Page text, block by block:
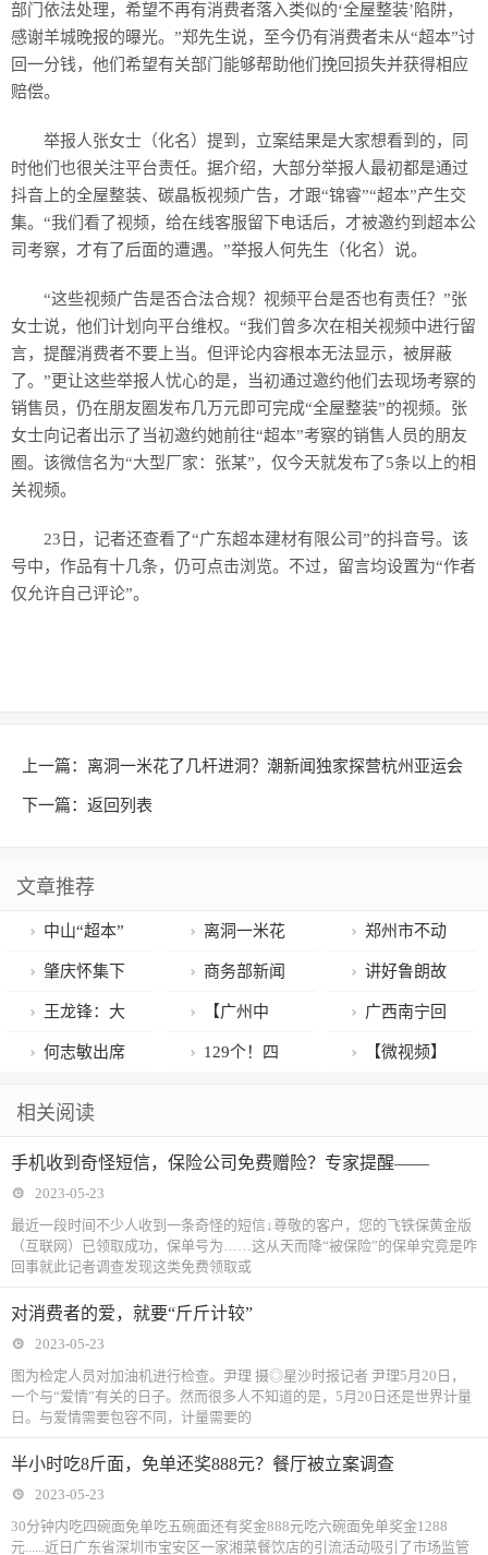
部门依法处理，希望不再有消费者落入类似的‘全屋整装’陷阱，
感谢羊城晚报的曝光。”郑先生说，至今仍有消费者未从“超本”讨
回一分钱，他们希望有关部门能够帮助他们挽回损失并获得相应
赔偿。
举报人张女士（化名）提到，立案结果是大家想看到的，同
时他们也很关注平台责任。据介绍，大部分举报人最初都是通过
抖音上的全屋整装、碳晶板视频广告，才跟“锦睿”“超本”产生交
集。“我们看了视频，给在线客服留下电话后，才被邀约到超本公
司考察，才有了后面的遭遇。”举报人何先生（化名）说。
“这些视频广告是否合法合规？视频平台是否也有责任？”张
女士说，他们计划向平台维权。“我们曾多次在相关视频中进行留
言，提醒消费者不要上当。但评论内容根本无法显示，被屏蔽
了。”更让这些举报人忧心的是，当初通过邀约他们去现场考察的
销售员，仍在朋友圈发布几万元即可完成“全屋整装”的视频。张
女士向记者出示了当初邀约她前往“超本”考察的销售人员的朋友
圈。该微信名为“大型厂家：张某”，仅今天就发布了5条以上的相
关视频。
23日，记者还查看了“广东超本建材有限公司”的抖音号。该
号中，作品有十几条，仍可点击浏览。不过，留言均设置为“作者
仅允许自己评论”。
上一篇： 离洞一米花了几杆进洞？潮新闻独家探营杭州亚运会
高尔夫球场
下一篇： 返回列表
文章推荐
中山“超本”
已被刑事立案
离洞一米花
了几杆进洞？
潮新闻独家探
营杭州亚运会
郑州市不动
产登记中心增
设窗口 缓解群
众“约号难”问
肇庆怀集下
帅乡：做好“牛
茶酒”三字文章
商务部新闻
发言人就美国
与中国台湾地
议”第一部分协
讲好鲁朗故
事 续写粤藏新
篇
王龙锋：大
步走在乡村振
【广州中
招】成绩差花
了
广西南宁回
应道路停车收
何志敏出席
作培训班开班
129个！四
推介重点领域
【微视频】
相关阅读
手机收到奇怪短信，保险公司免费赠险？专家提醒——
2023-05-23
最近一段时间不少人收到一条奇怪的短信↓尊敬的客户，您的飞铁保黄金版
（互联网）已领取成功，保单号为……这从天而降“被保险”的保单究竟是咋
回事就此记者调查发现这类免费领取或
对消费者的爱，就要“斤斤计较”
2023-05-23
图为检定人员对加油机进行检查。尹理 摄◎星沙时报记者 尹理5月20日，
一个与“爱情”有关的日子。然而很多人不知道的是，5月20日还是世界计量
日。与爱情需要包容不同，计量需要的
半小时吃8斤面，免单还奖888元？餐厅被立案调查
2023-05-23
30分钟内吃四碗面免单吃五碗面还有奖金888元吃六碗面免单奖金1288
元......近日广东省深圳市宝安区一家湘菜餐饮店的引流活动吸引了市场监管